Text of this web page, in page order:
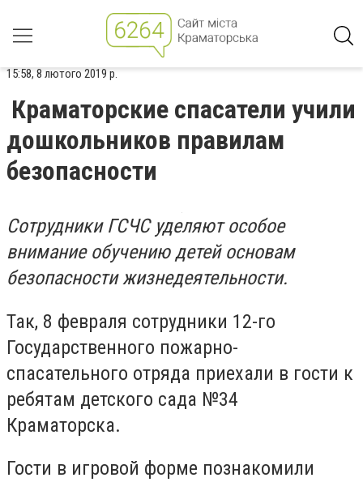
15:58, 8 лютого 2019 р.
Краматорские спасатели учили
дошкольников правилам
безопасности
Сотрудники ГСЧС уделяют особое
внимание обучению детей основам
безопасности жизнедеятельности.
Так, 8 февраля сотрудники 12-го
Государственного пожарно-
спасательного отряда приехали в гости к
ребятам детского сада №34
Краматорска.
Гости в игровой форме познакомили